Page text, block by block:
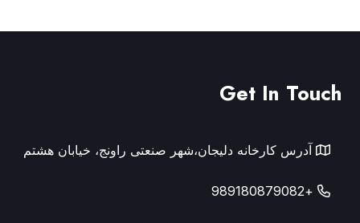
Get In Touch
آدرس کارخانه دلیجان،شهر صنعتی راونج، خیابان هشتم
+989180879082